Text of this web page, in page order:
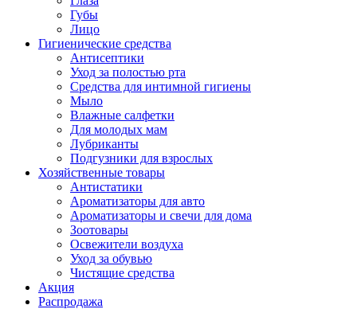
Губы
Лицо
Гигиенические средства
Антисептики
Уход за полостью рта
Средства для интимной гигиены
Мыло
Влажные салфетки
Для молодых мам
Лубриканты
Подгузники для взрослых
Хозяйственные товары
Антистатики
Ароматизаторы для авто
Ароматизаторы и свечи для дома
Зоотовары
Освежители воздуха
Уход за обувью
Чистящие средства
Акция
Распродажа